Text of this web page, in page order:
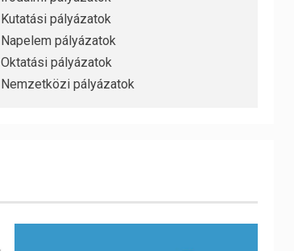
Kutatási pályázatok
Napelem pályázatok
Oktatási pályázatok
Nemzetközi pályázatok